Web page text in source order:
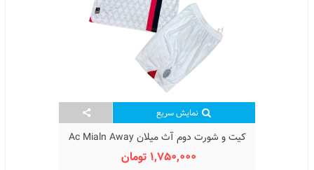
نمایش سریع
کیت و شورت دوم آث میلان Ac Mialn Away
Kit 2023/24 With Short
1,750,000 تومان